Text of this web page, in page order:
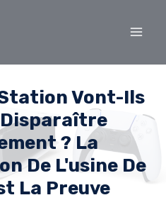
Vont-Ils
? La
De L'usine De
La Preuve